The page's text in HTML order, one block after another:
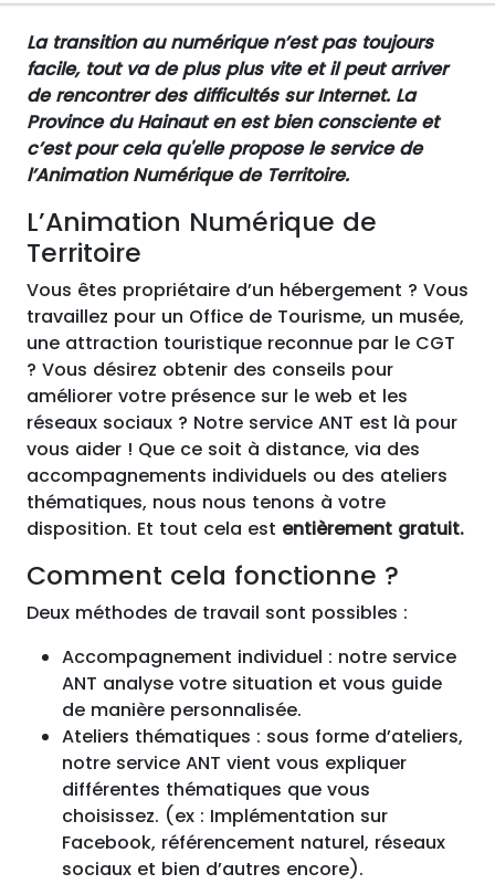
La transition au numérique n’est pas toujours
facile, tout va de plus plus vite et il peut arriver
de rencontrer des difficultés sur Internet. La
Province du Hainaut en est bien consciente et
c’est pour cela qu'elle propose le service de
l’Animation Numérique de Territoire.
L’Animation Numérique de
Territoire
Vous êtes propriétaire d’un hébergement ? Vous
travaillez pour un Office de Tourisme, un musée,
une attraction touristique reconnue par le CGT
? Vous désirez obtenir des conseils pour
améliorer votre présence sur le web et les
réseaux sociaux ? Notre service ANT est là pour
vous aider ! Que ce soit à distance, via des
accompagnements individuels ou des ateliers
thématiques, nous nous tenons à votre
disposition. Et tout cela est entièrement gratuit.
Comment cela fonctionne ?
Deux méthodes de travail sont possibles :
Accompagnement individuel : notre service
ANT analyse votre situation et vous guide
de manière personnalisée.
Ateliers thématiques : sous forme d’ateliers,
notre service ANT vient vous expliquer
différentes thématiques que vous
choisissez. (ex : Implémentation sur
Facebook, référencement naturel, réseaux
sociaux et bien d’autres encore).